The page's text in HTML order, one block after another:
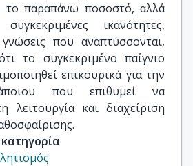
το παραπάνω ποσοστό, αλλά
ικανότητες,
που αναπτύσσονται,
το συγκεκριμένο παίγνιο
επικουρικά για την
που επιθυμεί να
λειτουργία και διαχείριση